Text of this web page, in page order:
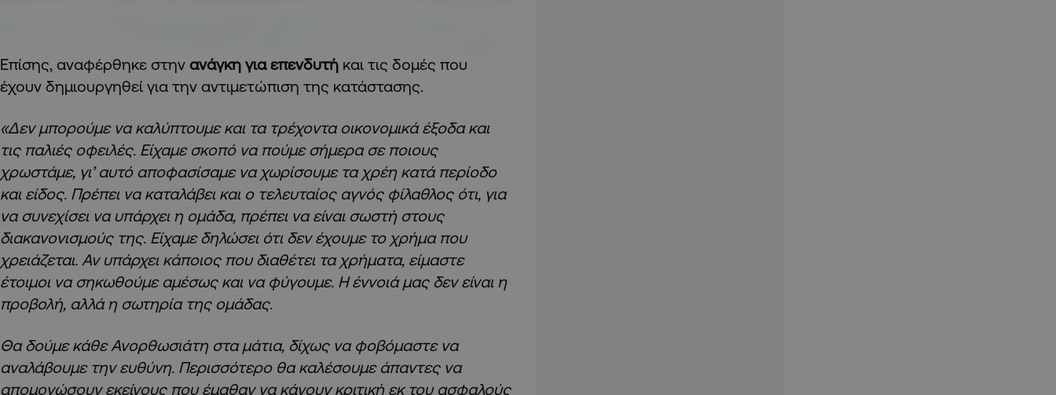
Eπίσης, αναφέρθηκε στην ανάγκη για επενδυτή και τις δομές που
έχουν δημιουργηθεί για την αντιμετώπιση της κατάστασης.
«Δεν μπορούμε να καλύπτουμε και τα τρέχοντα οικονομικά έξοδα και
τις παλιές οφειλές. Είχαμε σκοπό να πούμε σήμερα σε ποιους
χρωστάμε, γι’ αυτό αποφασίσαμε να χωρίσουμε τα χρέη κατά περίοδο
και είδος. Πρέπει να καταλάβει και ο τελευταίος αγνός φίλαθλος ότι, για
να συνεχίσει να υπάρχει η ομάδα, πρέπει να είναι σωστή στους
διακανονισμούς της. Είχαμε δηλώσει ότι δεν έχουμε το χρήμα που
χρειάζεται. Αν υπάρχει κάποιος που διαθέτει τα χρήματα, είμαστε
έτοιμοι να σηκωθούμε αμέσως και να φύγουμε. Η έννοιά μας δεν είναι η
προβολή, αλλά η σωτηρία της ομάδας.
Θα δούμε κάθε Ανορθωσιάτη στα μάτια, δίχως να φοβόμαστε να
αναλάβουμε την ευθύνη. Περισσότερο θα καλέσουμε άπαντες να
απομονώσουν εκείνους που έμαθαν να κάνουν κριτική εκ του ασφαλούς